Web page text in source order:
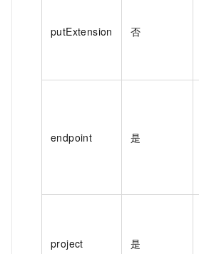
putExtension 否
endpoint 是
project 是